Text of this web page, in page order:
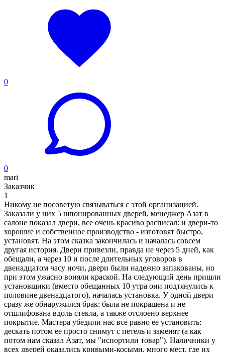
0
0
mari
Заказчик
1
Никому не посоветую связываться с этой организацией.
Заказали у них 5 шпонированных дверей, менеджер Азат в
салоне показал двери, все очень красиво расписал: и двери-то
хорошие и собственное производство - изготовят быстро,
установят. На этом сказка закончилась и началась совсем
другая история. Двери привезли, правда не через 5 дней, как
обещали, а через 10 и после длительных уговоров в
двенадцатом часу ночи, двери были надежно запакованы, но
при этом ужасно воняли краской. На следующий день пришли
установщики (вместо обещанных 10 утра они подтянулись к
половине двенадцатого), началась установка. У одной двери
сразу же обнаружился брак: была не покрашена и не
отшлифована вдоль стекла, а также отслоено верхнее
покрытие. Мастера убедили нас все равно ее установить:
дескать потом ее просто снимут с петель и заменят (а как
потом нам сказал Азат, мы "испортили товар"). Наличники у
всех дверей оказались кривыми-косыми, много мест, где их